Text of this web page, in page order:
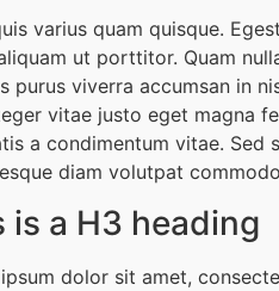
varius quam quisque.
ut porttitor. Quam
purus viverra accumsan in
vitae justo eget magna
a condimentum vitae. Sed
diam volutpat
is a H3 heading
dolor sit amet,